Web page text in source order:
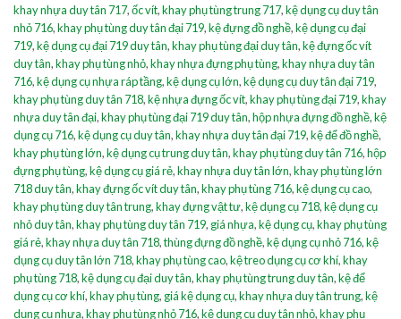
khay nhựa duy tân 717,ốc vít,khay phụ tùng trung 717,kệ dụng cụ duy tân
nhỏ 716,khay phụ tùng duy tân đại 719,kệ đựng đồ nghề,kệ dụng cụ đại
719,kệ dụng cụ đại 719 duy tân,khay phụ tùng đại duy tân,kệ đựng ốc vít
duy tân,khay phụ tùng nhỏ,khay nhựa đựng phụ tùng,khay nhựa duy tân
716,kệ dụng cụ nhựa ráp tầng,kệ dụng cụ lớn,kệ dụng cụ duy tân đại 719,
khay phụ tùng duy tân 718,kệ nhựa đựng ốc vít,khay phụ tùng đại 719,khay
nhựa duy tân đại,khay phụ tùng đại 719 duy tân,hộp nhựa đựng đồ nghề,kệ
dụng cụ 716,kệ dụng cụ duy tân,khay nhựa duy tân đại 719,kệ để đồ nghề,
khay phụ tùng lớn,kệ dụng cụ trung duy tân,khay phụ tùng duy tân 716,hộp
đựng phụ tùng,kệ dụng cụ giá rẻ,khay nhựa duy tân lớn,khay phụ tùng lớn
718 duy tân,khay đựng ốc vít duy tân,khay phụ tùng 716,kệ dụng cụ cao,
khay phụ tùng duy tân trung,khay đựng vật tư,kệ dụng cụ 718,kệ dụng cụ
nhỏ duy tân,khay phụ tùng duy tân 719, giá nhựa,kệ dụng cụ,khay phụ tùng
giá rẻ,khay nhựa duy tân 718,thùng đựng đồ nghề,kệ dụng cụ nhỏ 716,kệ
dụng cụ duy tân lớn 718,khay phụ tùng cao,kệ treo dụng cụ cơ khí,khay
phụ tùng 718,kệ dụng cụ đại duy tân,khay phụ tùng trung duy tân,kệ để
dụng cụ cơ khí,khay phụ tùng, giá kệ dụng cụ,khay nhựa duy tân trung,kệ
dụng cụ nhựa,khay phụ tùng nhỏ 716,kệ dụng cụ duy tân nhỏ,khay phụ